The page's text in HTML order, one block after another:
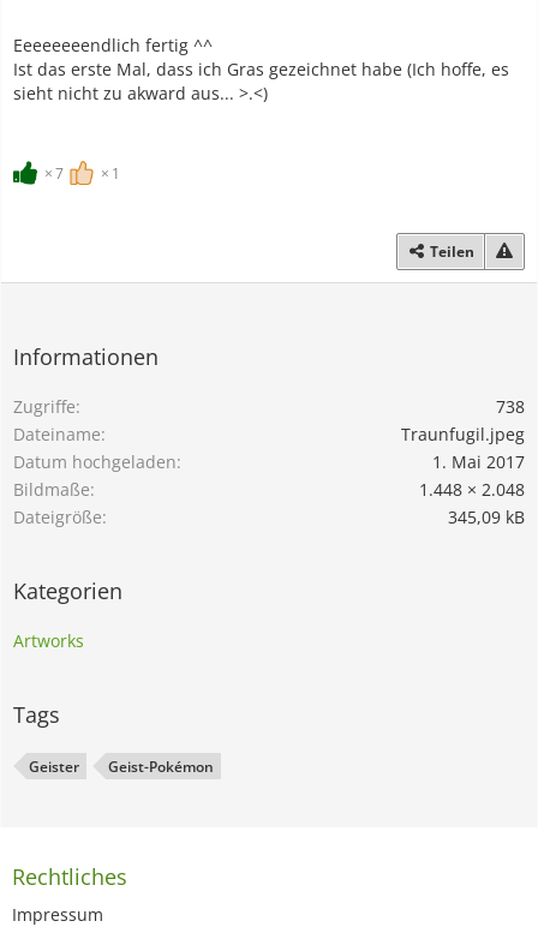
Eeeeeeeendlich fertig ^^
Ist das erste Mal, dass ich Gras gezeichnet habe (Ich hoffe, es
sieht nicht zu akward aus... >.<)
7 1
Teilen
Informationen
Zugriffe
738
Dateiname
Traunfugil.jpeg
Datum hochgeladen
1. Mai 2017
Bildmaße
1.448 × 2.048
Dateigröße
345,09 kB
Kategorien
Artworks
Tags
Geister Geist-Pokémon
Rechtliches
Impressum